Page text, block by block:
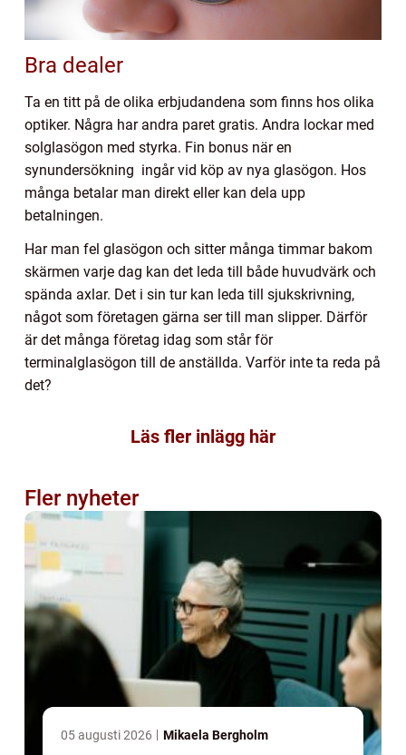
Bra dealer
Ta en titt på de olika erbjudandena som finns hos olika
optiker. Några har andra paret gratis. Andra lockar med
solglasögon med styrka. Fin bonus när en
synundersökning ingår vid köp av nya glasögon. Hos
många betalar man direkt eller kan dela upp
betalningen.
Har man fel glasögon och sitter många timmar bakom
skärmen varje dag kan det leda till både huvudvärk och
spända axlar. Det i sin tur kan leda till sjukskrivning,
något som företagen gärna ser till man slipper. Därför
är det många företag idag som står för
terminalglasögon till de anställda. Varför inte ta reda på
det?
Läs fler inlägg här
Fler nyheter
05 augusti 2026 Mikaela Bergholm